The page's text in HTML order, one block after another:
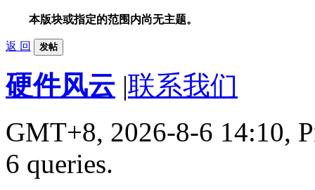
本版块或指定的范围内尚无主题。
返 回 发帖
硬件风云 |联系我们
GMT+8, 2026-8-6 14:10,
6 queries.